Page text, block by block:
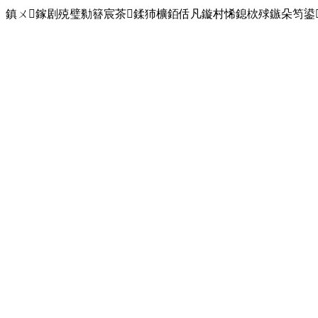
鎮ㄨ鎵剧殑璧勬簮宸茶鍒犻櫎銆佸凡鏇村悕鎴栨殏鏃朵笉